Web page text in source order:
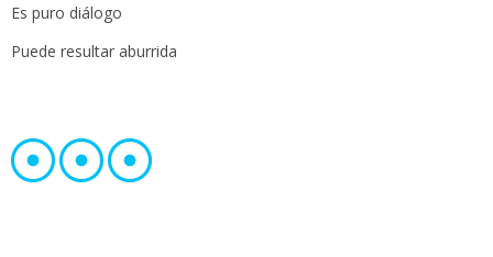
Es puro diálogo
Puede resultar aburrida